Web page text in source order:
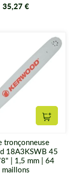
35,27 €
tronçonneuse
18A3KSWB 45
| 1,5 mm | 64
maillons